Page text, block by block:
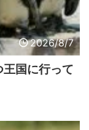
2026/8/7
国に行って